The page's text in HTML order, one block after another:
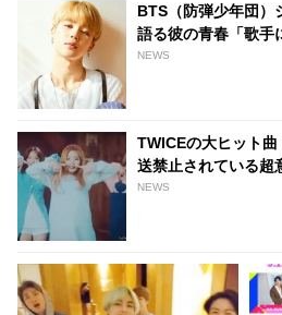
BTS（防弾少年団）
語る彼の青春「歌手
NEWS
TWICEの大ヒット
送禁止されている超
NEWS